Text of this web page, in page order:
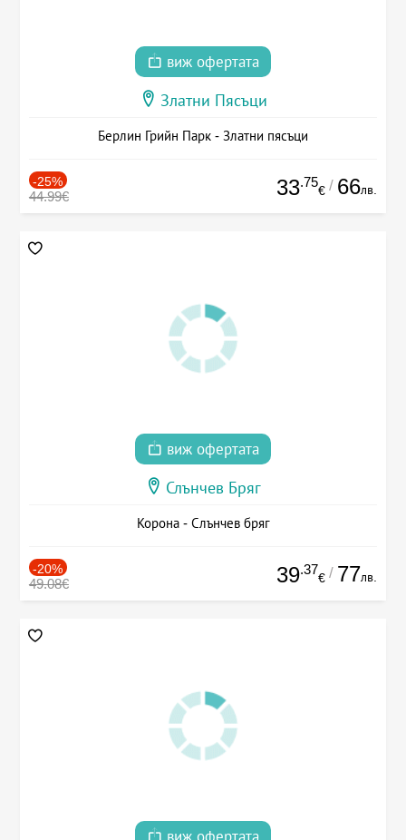
виж офертата
Златни Пясъци
Берлин Грийн Парк - Златни пясъци
-25%
44.99€ 33.75
€ / 66лв.
виж офертата
Слънчев Бряг
Корона - Слънчев бряг
-20%
49.08€ 39.37
€ / 77лв.
виж офертата